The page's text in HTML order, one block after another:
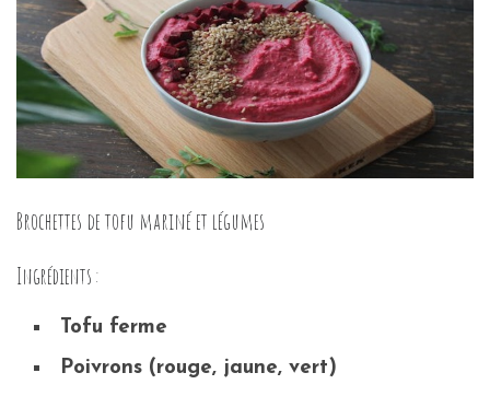
Brochettes de tofu mariné et légumes
Ingrédients :
Tofu ferme
Poivrons (rouge, jaune, vert)